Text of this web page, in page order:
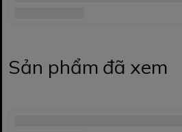
Sản phẩm đã xem